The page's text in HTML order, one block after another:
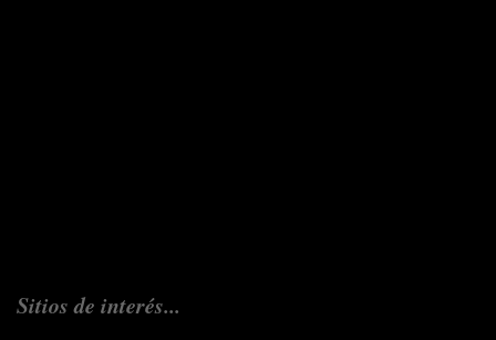
Sitios de interés...